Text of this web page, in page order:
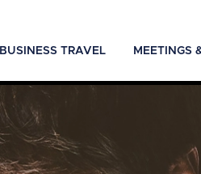
BUSINESS TRAVEL MEETINGS